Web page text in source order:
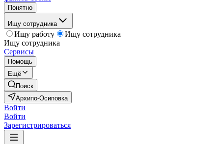
Понятно
Ищу сотрудника
Ищу работу
Ищу сотрудника
Ищу сотрудника
Сервисы
Помощь
Ещё
Поиск
Архипо-Осиповка
Войти
Войти
Зарегистрироваться